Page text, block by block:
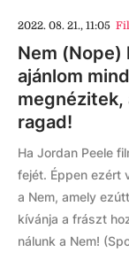
2022. 08. 21., 11:05
Nem (Nope)
ajánlom
megnézitek,
ragad!
Ha Jordan Peele
fejét. Éppen ezért
a Nem, amely
kívánja a frászt
nálunk a Nem!